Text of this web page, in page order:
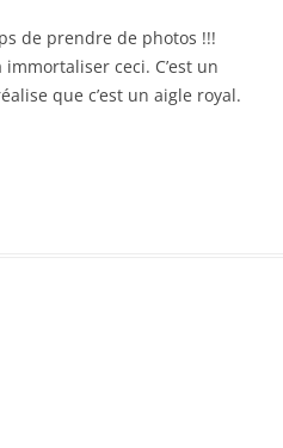
de prendre de photos !!!
ceci. C’est un
que c’est un aigle royal.